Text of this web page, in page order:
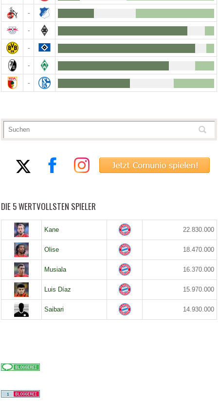
-
-
-
-
-
DIE 5 WERTVOLLSTEN SPIELER
Kane 22.830.000
Olise 18.470.000
Musiala 16.370.000
Luis Díaz 15.970.000
Saibari 14.930.000